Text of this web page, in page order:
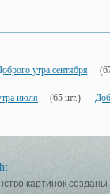
утра сентября
июля (65 шт.)
картинок